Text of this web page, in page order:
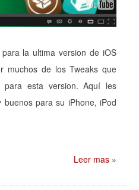
la ultima version de iOS
muchos de los Tweaks que
para esta version. Aquí les
para su iPhone, iPod
Leer mas »